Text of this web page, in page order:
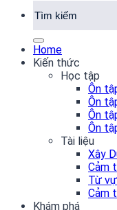
Home
Kiến thức
Học tập
Ôn
Ôn
Ôn
Ôn
Tài liệu
Xây
Cảm
Từ
Cảm
Khám phá